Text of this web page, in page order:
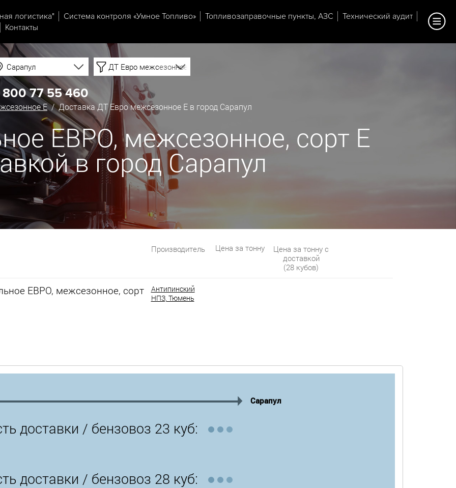
логистика" Система контроля «Умное Топливо» Топливозаправочные пункты, АЗС
Технический аудит
Контакты
Сарапул ДТ Евро межсезонное Е
800 77 55 460
Е/ Доставка ДТ Евро межсезонное Е в город Сарапул
ЕВРО, межсезонное, сорт Е
в город Сарапул
Производитель Цена за тонну
Цена за тонну с
доставкой
(28 кубов)
ЕВРО, межсезонное, сорт
Антипинский
НПЗ, Тюмень
Сарапул
доставки / бензовоз 23 куб:
доставки / бензовоз 28 куб: